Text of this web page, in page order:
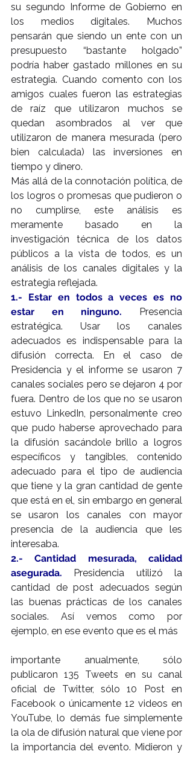
su segundo Informe de Gobierno en
los medios digitales. Muchos
pensarán que siendo un ente con un
presupuesto “bastante holgado”
podría haber gastado millones en su
estrategia. Cuando comento con los
amigos cuales fueron las estrategias
de raíz que utilizaron muchos se
quedan asombrados al ver que
utilizaron de manera mesurada (pero
bien calculada) las inversiones en
tiempo y dinero.
Más allá de la connotación política, de
los logros o promesas que pudieron o
no cumplirse, este análisis es
meramente basado en la
investigación técnica de los datos
públicos a la vista de todos, es un
análisis de los canales digitales y la
estrategia reflejada.
1.- Estar en todos a veces es no
estar en ninguno.
Presencia
estratégica. Usar los canales
adecuados es indispensable para la
difusión correcta. En el caso de
Presidencia y el informe se usaron 7
canales sociales pero se dejaron 4 por
fuera. Dentro de los que no se usaron
estuvo LinkedIn, personalmente creo
que pudo haberse aprovechado para
la difusión sacándole brillo a logros
específicos y tangibles, contenido
adecuado para el tipo de audiencia
que tiene y la gran cantidad de gente
que está en el, sin embargo en general
se usaron los canales con mayor
presencia de la audiencia que les
interesaba.
2.- Cantidad mesurada, calidad
asegurada. Presidencia utilizó la
cantidad de post adecuados según
las buenas prácticas de los canales
sociales. Así vemos como por
ejemplo, en ese evento que es el más
importante anualmente, sólo
publicaron 135 Tweets en su canal
oficial de Twitter, sólo 10 Post en
Facebook o únicamente 12 videos en
YouTube, lo demás fue simplemente
la ola de difusión natural que viene por
la importancia del evento. Midieron y